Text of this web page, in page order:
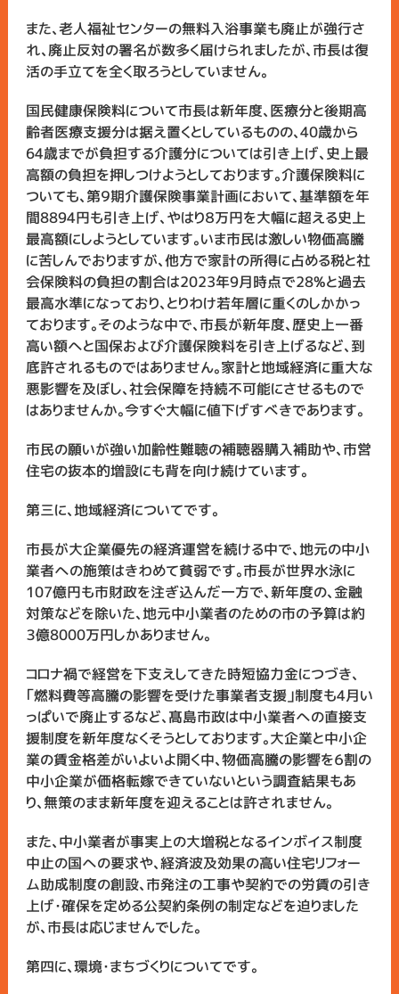
また、老人福祉センターの無料入浴事業も廃止が強行さ
れ、廃止反対の署名が数多く届けられましたが、市長は復
活の手立てを全く取ろうとしていません。
国民健康保険料について市長は新年度、医療分と後期高
齢者医療支援分は据え置くとしているものの、40歳から
64歳までが負担する介護分については引き上げ、史上最
高額の負担を押しつけようとしております。介護保険料に
ついても、第９期介護保険事業計画において、基準額を年
間8894円も引き上げ、やはり８万円を大幅に超える史上
最高額にしようとしています。いま市民は激しい物価高騰
に苦しんでおりますが、他方で家計の所得に占める税と社
会保険料の負担の割合は2023年9月時点で28%と過去
最高水準になっており、とりわけ若年層に重くのしかかっ
ております。そのような中で、市長が新年度、歴史上一番
高い額へと国保および介護保険料を引き上げるなど、到
底許されるものではありません。家計と地域経済に重大な
悪影響を及ぼし、社会保障を持続不可能にさせるもので
はありませんか。今すぐ大幅に値下げすべきであります。
市民の願いが強い加齢性難聴の補聴器購入補助や、市営
住宅の抜本的増設にも背を向け続けています。
第三に、地域経済についてです。
市長が大企業優先の経済運営を続ける中で、地元の中小
業者への施策はきわめて貧弱です。市長が世界水泳に
107億円も市財政を注ぎ込んだ一方で、新年度の、金融
対策などを除いた、地元中小業者のための市の予算は約
３億8000万円しかありません。
コロナ禍で経営を下支えしてきた時短協力金につづき、
「燃料費等高騰の影響を受けた事業者支援」制度も4月い
っぱいで廃止するなど、髙島市政は中小業者への直接支
援制度を新年度なくそうとしております。大企業と中小企
業の賃金格差がいよいよ開く中、物価高騰の影響を６割の
中小企業が価格転嫁できていないという調査結果もあ
り、無策のまま新年度を迎えることは許されません。
また、中小業者が事実上の大増税となるインボイス制度
中止の国への要求や、経済波及効果の高い住宅リフォー
ム助成制度の創設、市発注の工事や契約での労賃の引き
上げ・確保を定める公契約条例の制定などを迫りました
が、市長は応じませんでした。
第四に、環境・まちづくりについてです。